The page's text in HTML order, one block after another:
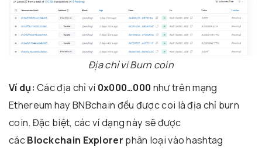
Địa chỉ ví Burn coin
Ví dụ: Các địa chỉ ví 0x000…000 như trên mạng
Ethereum hay BNBchain đều được coi là địa chỉ burn
coin. Đặc biệt, các ví dạng này sẽ được
cácBlockchain Explorer phân loại vào hashtag